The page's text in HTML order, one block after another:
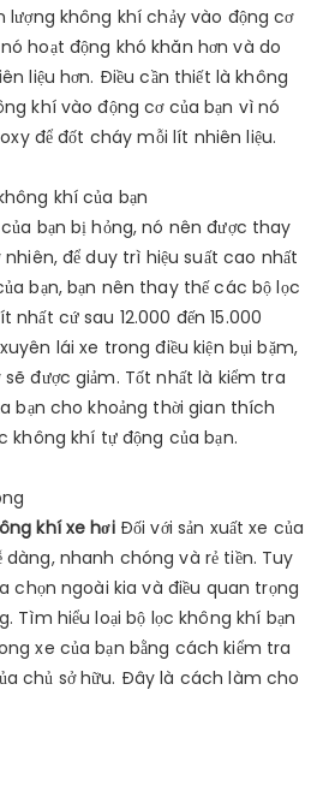
lượng không khí chảy vào động cơ
hoạt động khó khăn hơn và do
liệu hơn. Điều cần thiết là không
khí vào động cơ của bạn vì nó
để đốt cháy mỗi lít nhiên liệu.
khí của bạn
bạn bị hỏng, nó nên được thay
để duy trì hiệu suất cao nhất
bạn, bạn nên thay thế các bộ lọc
cứ sau 12.000 đến 15.000
lái xe trong điều kiện bụi bặm,
được giảm. Tốt nhất là kiểm tra
bạn cho khoảng thời gian thích
không khí tự động của bạn.
khí xe hơi Đối với sản xuất xe của
nhanh chóng và rẻ tiền. Tuy
chọn ngoài kia và điều quan trọng
Tìm hiểu loại bộ lọc không khí bạn
xe của bạn bằng cách kiểm tra
chủ sở hữu. Đây là cách làm cho